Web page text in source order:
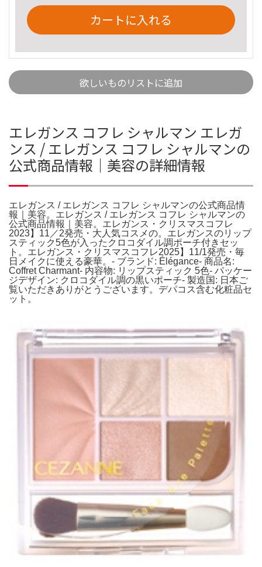
カートに入れる
欲しいものリストに追加
エレガンス コフレ シャルマン エレガ
ンス / エレガンス コフレ シャルマンの
公式商品情報｜美容の詳細情報
エレガンス / エレガンス コフレ シャルマンの公式商品情
報｜美容。エレガンス / エレガンス コフレ シャルマンの
公式商品情報｜美容。エレガンス・クリスマスコフレ
2023】11／2発売・大人気コスメの。エレガンスのリップ
スティック5色が入ったクロコダイル調ポーチ付きセッ
ト。エレガンス・クリスマスコフレ2025】11/1発売・毎
日メイクに使える豪華。- ブランド: Élégance- 商品名:
Coffret Charmant- 内容物: リップスティック 5色- パッケー
ジデザイン: クロコダイル調の黒いポーチ- 製造国: 日本ご
覧いただきありがとうございます。デパコス含む化粧品セ
ット。